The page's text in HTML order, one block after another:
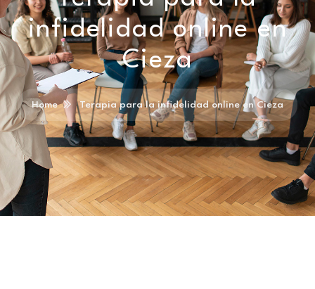
infidelidad online en
Cieza
Home Terapia para la infidelidad online en Cieza